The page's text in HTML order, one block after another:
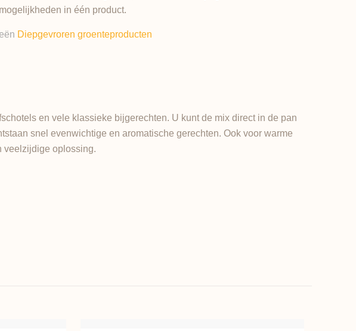
in één product.
Diepgevroren groenteproducten
en vele klassieke bijgerechten. U kunt de mix direct in de pan
snel evenwichtige en aromatische gerechten. Ook voor warme
veelzijdige oplossing.